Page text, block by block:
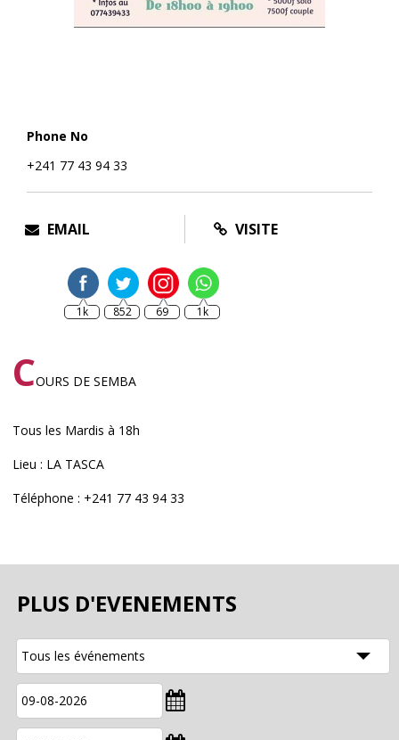
Phone No
+241 77 43 94 33
EMAIL VISITE
1k 852 69 1k
COURS DE SEMBA
Tous les Mardis à 18h
Lieu : LA TASCA
Téléphone : +241 77 43 94 33
PLUS D'EVENEMENTS